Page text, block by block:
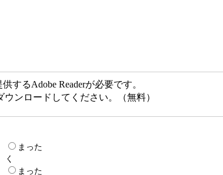
するAdobe Readerが必要です。
ンロードしてください。（無料）
まった
く
まった